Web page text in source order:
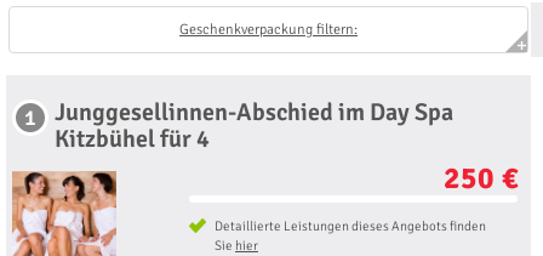
Geschenkverpackung filtern:
1
Junggesellinnen-Abschied im Day Spa
Kitzbühel für 4
250 €
Detaillierte Leistungen dieses Angebots finden
Sie hier